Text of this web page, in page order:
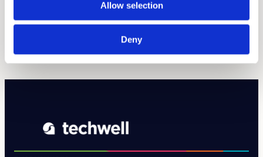
Allow selection
Deny
Sense, Move, Control &
MEER OVER TECHWELL GROUP